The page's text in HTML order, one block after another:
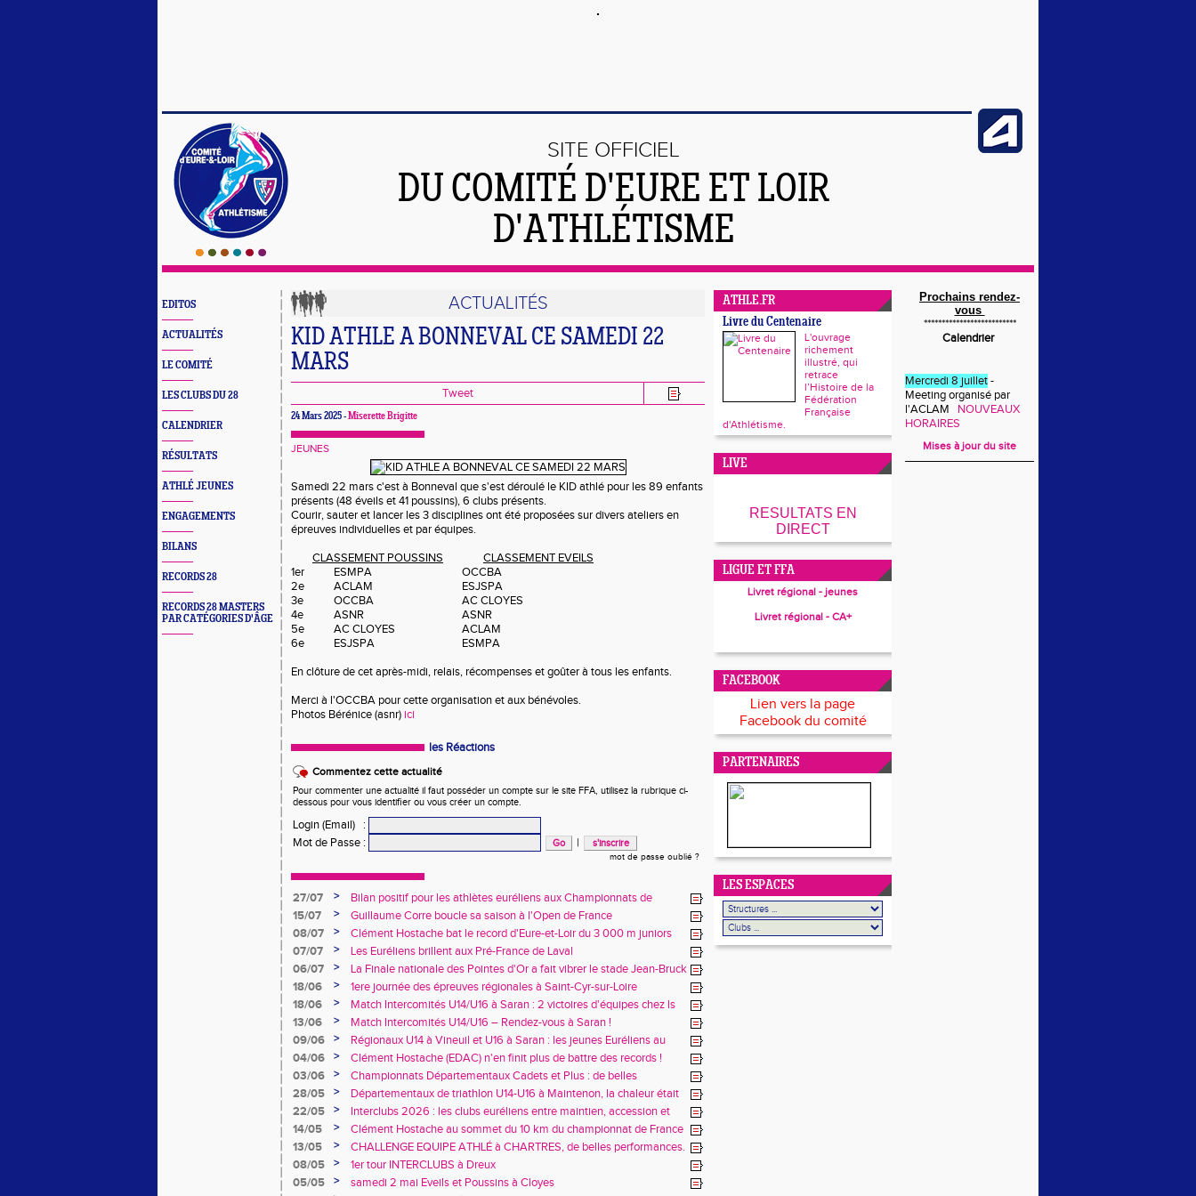
SITE OFFICIEL
DU COMITÉ D'EURE ET LOIR
D'ATHLÉTISME
EDITOS
ACTUALITÉS
LE COMITÉ
LES CLUBS DU 28
CALENDRIER
RÉSULTATS
ATHLÉ JEUNES
ENGAGEMENTS
BILANS
RECORDS 28
RECORDS 28 MASTERS
PAR CATÉGORIES D'ÂGE
ACTUALITÉS
KID ATHLE A BONNEVAL CE SAMEDI 22
MARS
Tweet
24 Mars 2025 -Miserette Brigitte
JEUNES
Samedi 22 mars c'est à Bonneval que s'est déroulé le KID athlé pour les 89 enfants
présents (48 éveils et 41 poussins), 6 clubs présents.
Courir, sauter et lancer les 3 disciplines ont été proposées sur divers ateliers en
épreuves individuelles et par équipes.
CLASSEMENT POUSSINS
CLASSEMENT EVEILS
1er
ESMPA
OCCBA
2e
ACLAM
ESJSPA
3e
OCCBA
AC CLOYES
4e
ASNR
ASNR
5e
AC CLOYES
ACLAM
6e
ESJSPA
ESMPA
En clôture de cet après-midi, relais, récompenses et goûter à tous les enfants.
Merci à l'OCCBA pour cette organisation et aux bénévoles.
Photos Bérénice (asnr) ici
les Réactions
Commentez cette actualité
Pour commenter une actualité il faut posséder un compte sur le site FFA, utilisez la rubrique ci-
dessous pour vous identifier ou vous créer un compte.
Login (Email)
:
Mot de Passe : |
mot de passe oublié ?
27/07 >
Bilan positif pour les athlètes euréliens aux Championnats de
France de Charléty et d'Albi
15/07 >
Guillaume Corre boucle sa saison à l'Open de France
08/07
>
Clément Hostache bat le record d'Eure-et-Loir du 3 000 m juniors
07/07
>
Les Euréliens brillent aux Pré-France de Laval
06/07
>
La Finale nationale des Pointes d'Or a fait vibrer le stade Jean-Bruck
de Dreux
18/06 >
1ere journée des épreuves régionales à Saint-Cyr-sur-Loire
18/06
>
Match Intercomités U14/U16 à Saran : 2 victoires d'équipes chez ls
féminines
13/06 >
Match Intercomités U14/U16 – Rendez-vous à Saran !
09/06
>
Régionaux U14 à Vineuil et U16 à Saran : les jeunes Euréliens au
rendez-vous !
04/06 >
Clément Hostache (EDAC) n'en finit plus de battre des records !
03/06
>
Championnats Départementaux Cadets et Plus : de belles
performances à Chartres
28/05 >
Départementaux de triathlon U14-U16 à Maintenon, la chaleur était
au rendez-vous… tout comme les records personnels !
22/05 >
Interclubs 2026 : les clubs euréliens entre maintien, accession et
relégation
14/05 >
Clément Hostache au sommet du 10 km du championnat de France
junior
13/05 >
CHALLENGE EQUIPE ATHLÉ à CHARTRES, de belles performances.
08/05
>
1er tour INTERCLUBS à Dreux
05/05
>
samedi 2 mai Eveils et Poussins à Cloyes
ATHLE.FR
Livre du Centenaire
L'ouvrage
richement
illustré, qui
retrace
l’Histoire de la
Fédération
Française
d'Athlétisme.
LIVE
RESULTATS EN
DIRECT
LIGUE ET FFA
Livret régional - jeunes
Livret régional - CA+
FACEBOOK
Lien vers la page
Facebook du comité
PARTENAIRES
LES ESPACES
Prochains rendez-
vous
**************************
Calendrier
Mercredi 8 juillet-
Meeting organisé par
l'ACLAM NOUVEAUX
HORAIRES
Mises à jour du site